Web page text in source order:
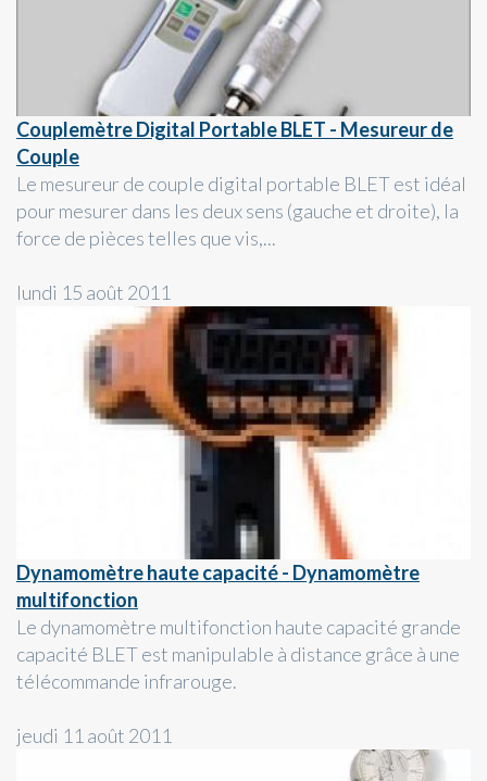
Couplemètre Digital Portable BLET - Mesureur de
Couple
Le mesureur de couple digital portable BLET est idéal
pour mesurer dans les deux sens (gauche et droite), la
force de pièces telles que vis,...
lundi 15 août 2011
Dynamomètre haute capacité - Dynamomètre
multifonction
Le dynamomètre multifonction haute capacité grande
capacité BLET est manipulable à distance grâce à une
télécommande infrarouge.
jeudi 11 août 2011